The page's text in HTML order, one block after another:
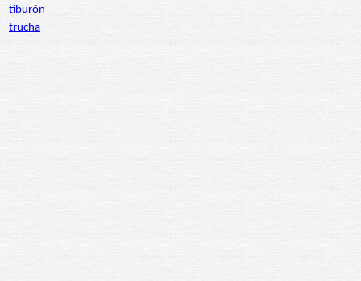
tiburón
trucha